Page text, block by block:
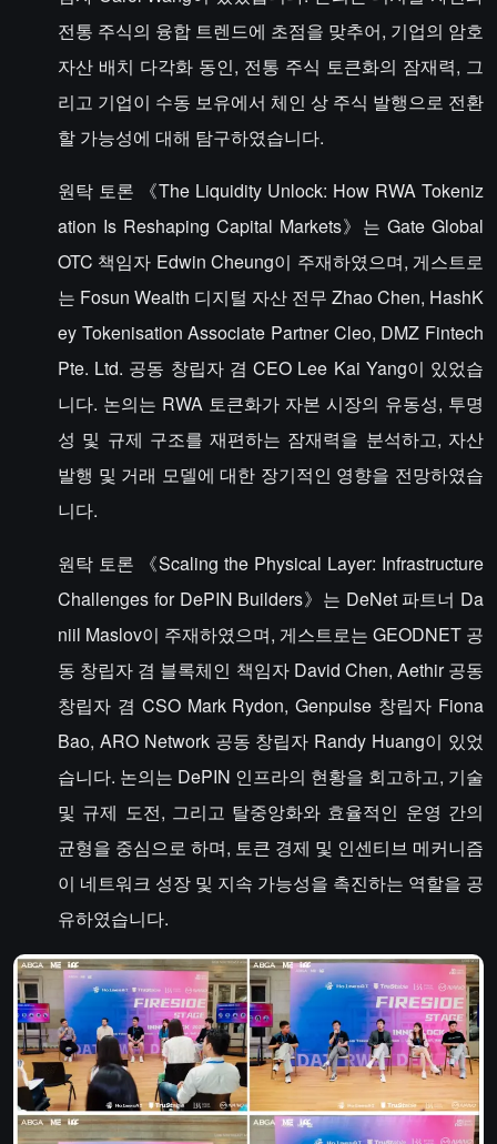
전통 주식의 융합 트렌드에 초점을 맞추어, 기업의 암호
자산 배치 다각화 동인, 전통 주식 토큰화의 잠재력, 그
리고 기업이 수동 보유에서 체인 상 주식 발행으로 전환
할 가능성에 대해 탐구하였습니다.
원탁 토론 《The Liquidity Unlock: How RWA Tokeniz
ation Is Reshaping Capital Markets》는 Gate Global
OTC 책임자 Edwin Cheung이 주재하였으며, 게스트로
는 Fosun Wealth 디지털 자산 전무 Zhao Chen, HashK
ey Tokenisation Associate Partner Cleo, DMZ Fintech
Pte. Ltd. 공동 창립자 겸 CEO Lee Kai Yang이 있었습
니다. 논의는 RWA 토큰화가 자본 시장의 유동성, 투명
성 및 규제 구조를 재편하는 잠재력을 분석하고, 자산
발행 및 거래 모델에 대한 장기적인 영향을 전망하였습
니다.
원탁 토론 《Scaling the Physical Layer: Infrastructure
Challenges for DePIN Builders》는 DeNet 파트너 Da
niil Maslov이 주재하였으며, 게스트로는 GEODNET 공
동 창립자 겸 블록체인 책임자 David Chen, Aethir 공동
창립자 겸 CSO Mark Rydon, Genpulse 창립자 Fiona
Bao, ARO Network 공동 창립자 Randy Huang이 있었
습니다. 논의는 DePIN 인프라의 현황을 회고하고, 기술
및 규제 도전, 그리고 탈중앙화와 효율적인 운영 간의
균형을 중심으로 하며, 토큰 경제 및 인센티브 메커니즘
이 네트워크 성장 및 지속 가능성을 촉진하는 역할을 공
유하였습니다.